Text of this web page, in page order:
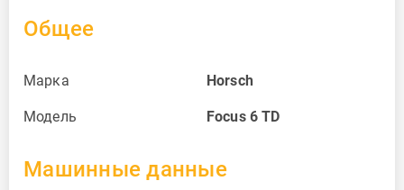
Общее
Марка Horsch
Модель Focus 6 TD
Машинные данные